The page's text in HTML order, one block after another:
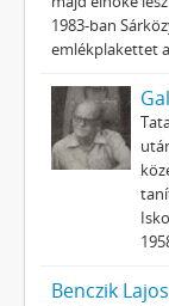
1983-ban
emlékplakettet
Benczik Lajos